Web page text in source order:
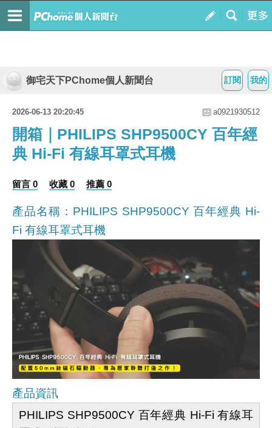
我的
訂閱
御宅天下PChome個人新聞台
2026-06-13 20:20:45 a0921930512
開箱｜PHILIPS SHP9500CY 百年經
典 Hi-Fi 有線耳罩式耳機
留言 0 收藏 0 推薦 0
產品名稱：PHILIPS SHP9500CY 百年經典 Hi-
Fi 有線耳罩式耳機
產品資訊
PHILIPS SHP9500CY 百年經典 Hi-Fi 有線耳